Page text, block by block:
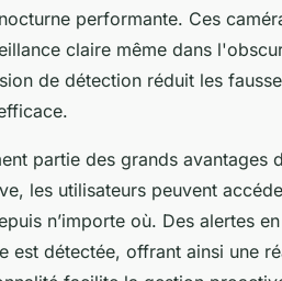
performante. Ces
claire même dans
de détection réduit les
partie des grands avantages
les utilisateurs peuvent
n’importe où. Des alertes
est détectée, offrant ainsi une